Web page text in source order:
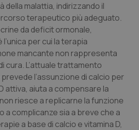
della malattia, indirizzando il
terapeutico più adeguato.
da deficit ormonale,
per cui la terapia
mancante non rappresenta
cura. L’attuale trattamento
l’assunzione di calcio per
attiva, aiuta a compensare la
riesce a replicarne la funzione
a complicanze sia a breve che a
a base di calcio e vitamina D,